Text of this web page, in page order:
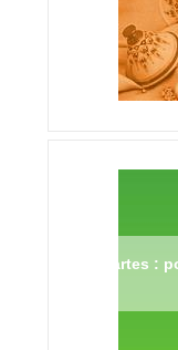
Cartes :